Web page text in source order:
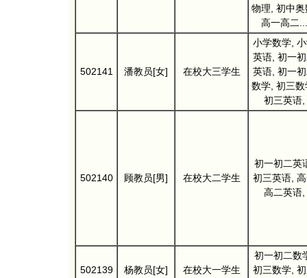
物理, 初中奥
高一高二...
502141 潘教员[女] 在校大三学生
小学数学,
英语, 初一
英语, 初一
数学, 初三数
初三英语,
502140 顾教员[男] 在校大二学生
初一初二英
初三英语,
高二英语,
502139 杨教员[女] 在校大一学生
初一初二数
初三数学,